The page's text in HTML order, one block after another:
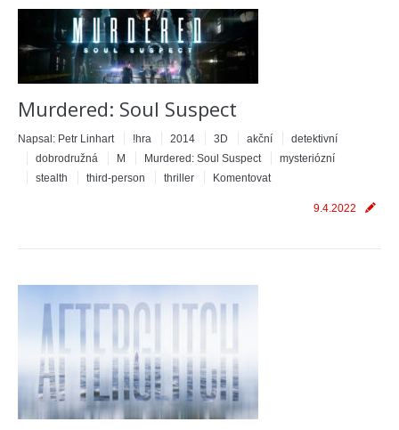
Murdered: Soul Suspect
Napsal: Petr Linhart !hra 2014 3D akční
detektivní
dobrodružná
M Murdered: Soul Suspect
mysteriózní
stealth
third-person thriller Komentovat
9.4.2022